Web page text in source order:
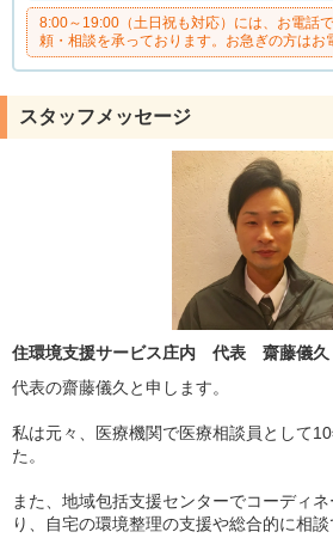
8:00～19:00（土日祝も対応）には、お電話
頼・相談を承っております。お急ぎの方はお
スタッフメッセージ
住環境支援サービス庄内 代表 齋藤儀久
代表の齋藤儀久と申します。
私は元々、医療機関で医療相談員として
た。
また、地域包括支援センターでコーディ
り、自宅の環境整理の支援や総合的に相